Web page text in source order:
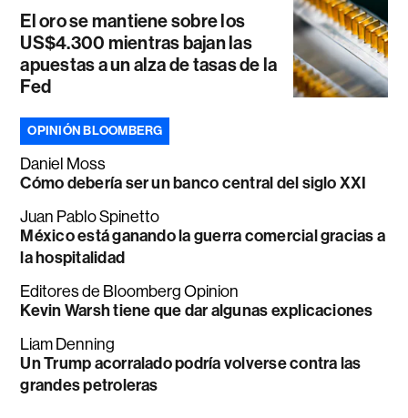
El oro se mantiene sobre los
US$4.300 mientras bajan las
apuestas a un alza de tasas de la
Fed
OPINIÓN BLOOMBERG
Daniel Moss
Cómo debería ser un banco central del siglo XXI
Juan Pablo Spinetto
México está ganando la guerra comercial gracias a
la hospitalidad
Editores de Bloomberg Opinion
Kevin Warsh tiene que dar algunas explicaciones
Liam Denning
Un Trump acorralado podría volverse contra las
grandes petroleras